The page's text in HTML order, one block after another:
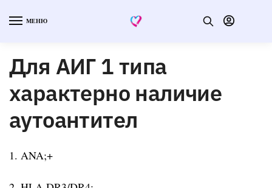
МЕНЮ
Для АИГ 1 типа
характерно наличие
аутоантител
1. ANA;+